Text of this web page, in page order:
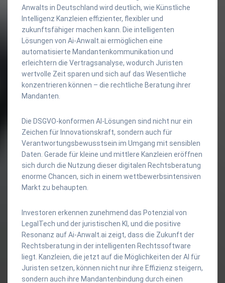
Anwalts in Deutschland wird deutlich, wie Künstliche
Intelligenz Kanzleien effizienter, flexibler und
zukunftsfähiger machen kann. Die intelligenten
Lösungen von Ai-Anwalt.ai ermöglichen eine
automatisierte Mandantenkommunikation und
erleichtern die Vertragsanalyse, wodurch Juristen
wertvolle Zeit sparen und sich auf das Wesentliche
konzentrieren können – die rechtliche Beratung ihrer
Mandanten.
Die DSGVO-konformen AI-Lösungen sind nicht nur ein
Zeichen für Innovationskraft, sondern auch für
Verantwortungsbewusstsein im Umgang mit sensiblen
Daten. Gerade für kleine und mittlere Kanzleien eröffnen
sich durch die Nutzung dieser digitalen Rechtsberatung
enorme Chancen, sich in einem wettbewerbsintensiven
Markt zu behaupten.
Investoren erkennen zunehmend das Potenzial von
LegalTech und der juristischen KI, und die positive
Resonanz auf Ai-Anwalt.ai zeigt, dass die Zukunft der
Rechtsberatung in der intelligenten Rechtssoftware
liegt. Kanzleien, die jetzt auf die Möglichkeiten der AI für
Juristen setzen, können nicht nur ihre Effizienz steigern,
sondern auch ihre Mandantenbindung durch einen